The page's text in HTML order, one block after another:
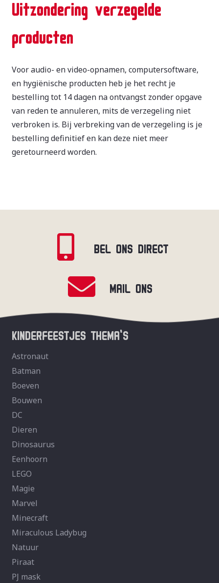
Uitzondering verzegelde
producten
Voor audio- en video-opnamen, computersoftware,
en hygiënische producten heb je het recht je
bestelling tot 14 dagen na ontvangst zonder opgave
van reden te annuleren, mits de verzegeling niet
verbroken is. Bij verbreking van de verzegeling is je
bestelling definitief en kan deze niet meer
geretourneerd worden.
BEL ONS DIRECT
MAIL ONS
KINDERFEESTJES THEMA’S
Astronaut
Batman
Boeven
Bouwen
DC
Dieren
Dinosaurus
Eenhoorn
LEGO
Magie
Marvel
Minecraft
Miraculous Ladybug
Natuur
Piraat
PJ mask